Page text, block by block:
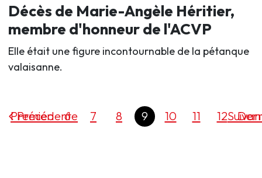
Décès de Marie-Angèle Héritier,
membre d'honneur de l'ACVP
Elle était une figure incontournable de la pétanque
valaisanne.
Précédente
Premier 6 7 8 9 10 11 12